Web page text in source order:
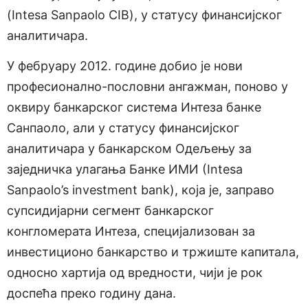
(Intesa Sanpaolo CIB), у статусу финансијског
аналитичара.
У фебруару 2012. године добио је нови
професионално-пословни ангажман, поново у
оквиру банкарског система Интеза банке
Санпаоло, али у статусу финансијског
аналитичара у банкарском Одељењу за
заједничка улагања Банке ИМИ (Intesa
Sanpaolo’s investment bank), која је, заправо
супсидијарни сегмент банкарског
конгломерата Интеза, специјализован за
инвестиционо банкарство и тржиште капитала,
односно хартија од вредности, чији је рок
доспећа преко годину дана.